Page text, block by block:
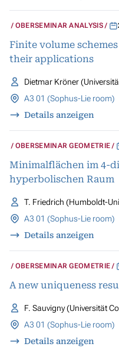
OBERSEMINAR ANALYSIS
Finite volume
their applications
Dietmar Kröner
A3 01 (Sophus-Lie room)
Details anzeigen
OBERSEMINAR GEOMETRIE
Minimalflächen im 4-
hyperbolischen Raum
T. Friedrich (Humboldt-
A3 01 (Sophus-Lie room)
Details anzeigen
OBERSEMINAR GEOMETRIE
A new uniqueness
F. Sauvigny (Universität
A3 01 (Sophus-Lie room)
Details anzeigen